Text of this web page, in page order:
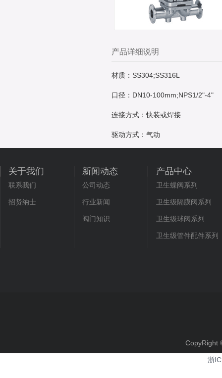
产品详细说明
材质：SS304;SS316L
口径：DN10-100mm;NPS1/2"-4"
连接方式：快装或焊接
驱动方式：气动
关于我们
联系我们
招贤纳士
新闻动态
公司动态
行业新闻
阀门知识
产品中心
卫生蝶阀系列
卫生级隔膜阀系列
卫生级球阀系列
卫生级管件配件系列
CopyRight
浙